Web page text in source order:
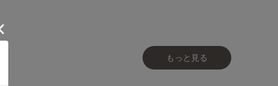
もっと見る